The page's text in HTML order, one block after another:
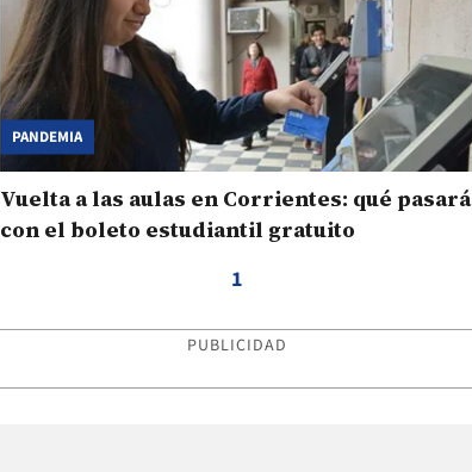
PANDEMIA
Vuelta a las aulas en Corrientes: qué pasará
con el boleto estudiantil gratuito
1
PUBLICIDAD